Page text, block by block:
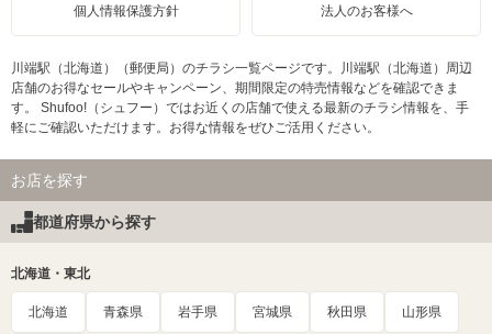
個人情報保護方針 法人のお客様へ
川端駅（北海道）（郵便局）のチラシ一覧ページです。川端駅（北海道）周辺
店舗のお得なセールやキャンペーン、期間限定の特売情報などを確認できま
す。 Shufoo!（シュフー）ではお近くの店舗で使える最新のチラシ情報を、手
軽にご確認いただけます。お得な情報をぜひご活用ください。
お店を探す
都道府県から探す
北海道・東北
北海道 青森県 岩手県 宮城県 秋田県 山形県